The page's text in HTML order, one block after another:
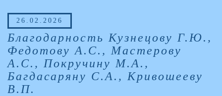
26.02.2026
Благодарность Кузнецову Г.Ю.,
Федотову А.С., Мастерову
А.С., Покручину М.А.,
Багдасаряну С.А., Кривошееву
В.П.